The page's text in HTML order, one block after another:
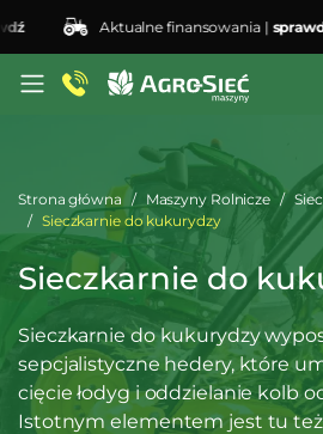
Aktualne finansowania |sprawdź
Strona główna Maszyny Rolnicze
Sieczkarnie do kukurydzy
Sieczkarnie do
Sieczkarnie do kukurydzy
sepcjalistyczne hedery, które
cięcie łodyg i oddzielanie kolb
Istotnym elementem jest tu też